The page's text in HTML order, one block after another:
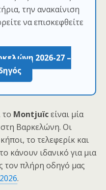
την ανακαίνιση
να επισκεφθείτε
2026-27 –
το Montjuïcείναι μία
στη Βαρκελώνη. Οι
το τελεφερίκ και
κάνουν ιδανικό για μια
τον πλήρη οδηγό μας
.